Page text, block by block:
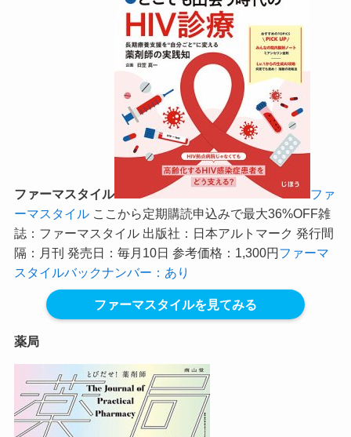
ファーマスタイル
ファ
ーマスタイル ここから定期購読申込みで最大36%OFF雑
誌：ファーマスタイル 出版社：日本アルトマーク 発行間
隔：月刊 発売日：毎月10日 参考価格：1,300円 ファーマ
スタイルバックナンバー：あり
ファーマスタイルを見てみる
薬局